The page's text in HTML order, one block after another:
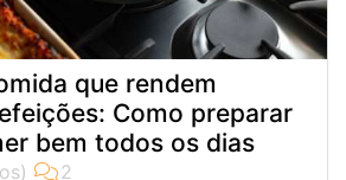
que rendem
Como preparar
bem todos os dias